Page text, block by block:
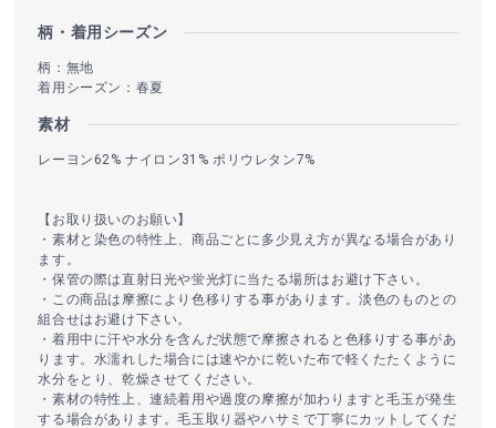
柄・着用シーズン
柄：無地
着用シーズン：春夏
素材
レーヨン62% ナイロン31% ポリウレタン7%
【お取り扱いのお願い】
・素材と染色の特性上、商品ごとに多少見え方が異なる場合があり
ます。
・保管の際は直射日光や蛍光灯に当たる場所はお避け下さい。
・この商品は摩擦により色移りする事があります。淡色のものとの
組合せはお避け下さい。
・着用中に汗や水分を含んだ状態で摩擦されると色移りする事があ
ります。水濡れした場合には速やかに乾いた布で軽くたたくように
水分をとり、乾燥させてください。
・素材の特性上、連続着用や過度の摩擦が加わりますと毛玉が発生
する場合があります。毛玉取り器やハサミで丁寧にカットしてくだ